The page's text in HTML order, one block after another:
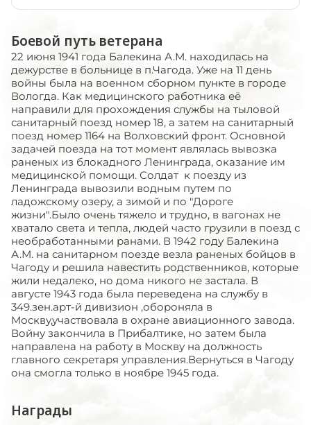
Боевой путь ветерана
22 июня 1941 года Балекина А.М. находилась на
дежурстве в больнице в п.Чагода. Уже на 11 день
войны была на военном сборном пункте в городе
Вологда. Как медицинского работника её
направили для прохождения службы на тыловой
санитарный поезд номер 18, а затем на санитарный
поезд номер 1164 на Волховский фронт. Основной
задачей поезда на тот момент являлась вывозка
раненых из блокадного Ленинграда, оказание им
медицинской помощи. Солдат к поезду из
Ленинграда вывозили водным путем по
ладожскому озеру, а зимой и по "Дороге
жизни".Было очень тяжело и трудно, в вагонах не
хватало света и тепла, людей часто грузили в поезд с
необработанными ранами. В 1942 году Балекина
А.М. на санитарном поезде везла раненых бойцов в
Чагоду и решила навестить родственников, которые
жили недалеко, но дома никого не застала. В
августе 1943 года была переведена на службу в
349.зен.арт-й дивизион ,обороняла в
Москву,участвовала в охране авиационного завода.
Войну закончила в Прибалтике, но затем была
направлена на работу в Москву на должность
главного секретаря управления.Вернуться в Чагоду
она смогла только в ноябре 1945 года.
Награды